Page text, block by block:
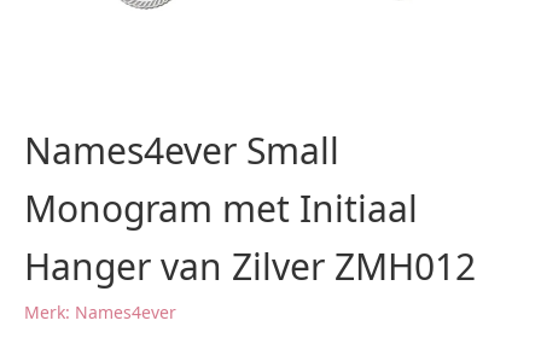
Names4ever Small
Monogram met Initiaal
Hanger van Zilver ZMH012
Merk: Names4ever